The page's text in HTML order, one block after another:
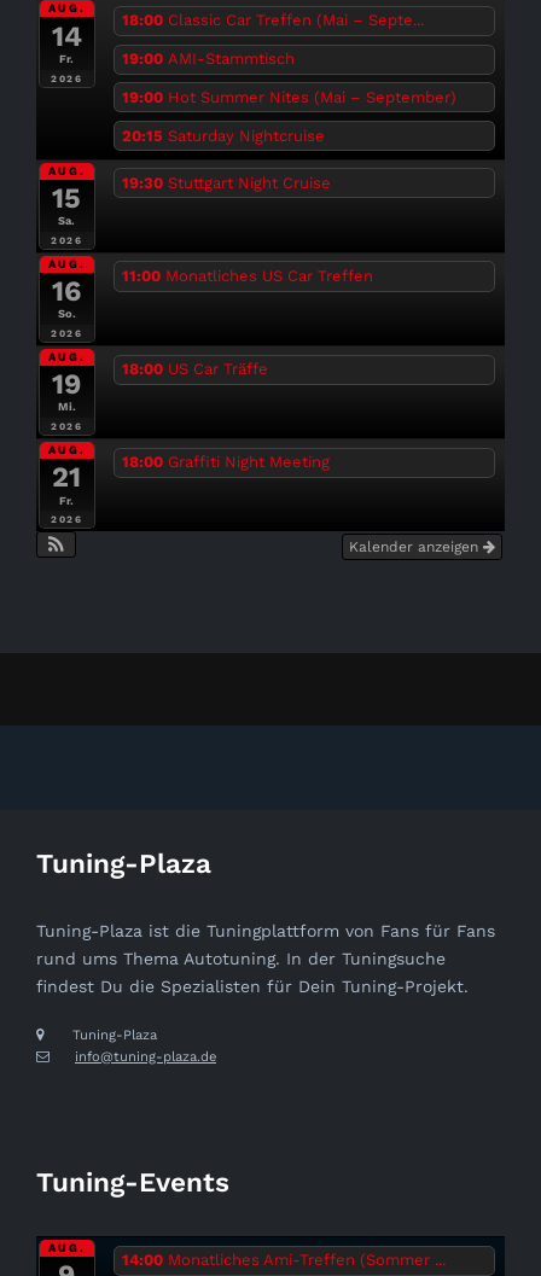
AUG.
14
Fr.
2026
18:00 Classic Car Treffen (Mai – Septe...
19:00 AMI-Stammtisch
19:00 Hot Summer Nites (Mai – September)
20:15 Saturday Nightcruise
AUG.
15
Sa.
2026
19:30 Stuttgart Night Cruise
AUG.
16
So.
2026
11:00 Monatliches US Car Treffen
AUG.
19
Mi.
2026
18:00 US Car Träffe
AUG.
21
Fr.
2026
18:00 Graffiti Night Meeting
Kalender anzeigen
Tuning-Plaza
Tuning-Plaza ist die Tuningplattform von Fans für Fans
rund ums Thema Autotuning. In der Tuningsuche
findest Du die Spezialisten für Dein Tuning-Projekt.
Tuning-Plaza
info@tuning-plaza.de
Tuning-Events
AUG.
14:00 Monatliches Ami-Treffen (Sommer ...